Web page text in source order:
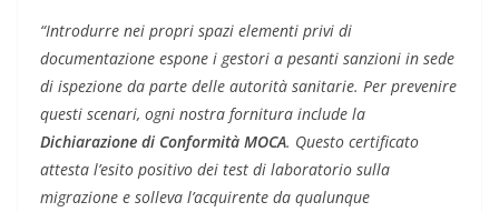
“Introdurre nei propri spazi elementi privi di
documentazione espone i gestori a pesanti sanzioni in sede
di ispezione da parte delle autorità sanitarie. Per prevenire
questi scenari, ogni nostra fornitura include la
Dichiarazione di Conformità MOCA. Questo certificato
attesta l’esito positivo dei test di laboratorio sulla
migrazione e solleva l’acquirente da qualunque